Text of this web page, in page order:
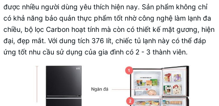
được nhiều người dùng yêu thích hiện nay. Sản phẩm không chỉ
có khả năng bảo quản thực phẩm tốt nhờ công nghệ làm lạnh đa
chiều, bộ lọc Carbon hoạt tính mà còn có thiết kế mặt gương, hiện
đại, đẹp mắt. Với dung tích 376 lít, chiếc tủ lạnh này có thể đáp
ứng tốt nhu cầu sử dụng của gia đình có 2 - 3 thành viên.